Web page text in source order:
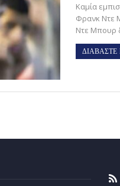
Καμία
Φρανκ Ντε
Ντε Μπουρ
ΔΙΑΒΑΣΤΕ